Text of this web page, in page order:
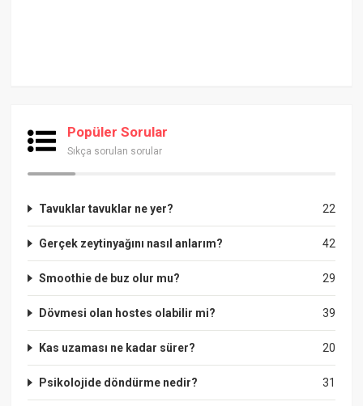
Popüler Sorular
Sıkça sorulan sorular
22
Tavuklar tavuklar ne yer?
42
Gerçek zeytinyağını nasıl anlarım?
29
Smoothie de buz olur mu?
39
Dövmesi olan hostes olabilir mi?
20
Kas uzaması ne kadar sürer?
31
Psikolojide döndürme nedir?